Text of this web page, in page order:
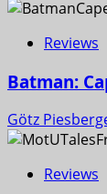
Reviews
Batman:
Götz
Reviews